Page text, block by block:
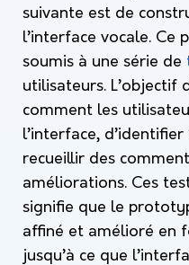
suivante est de
l’interface vocale. Ce
soumis à une série de
utilisateurs. L’objectif
comment les
l’interface,
recueillir des
améliorations. Ces
signifie que le
affiné et amélioré en
jusqu’à ce que